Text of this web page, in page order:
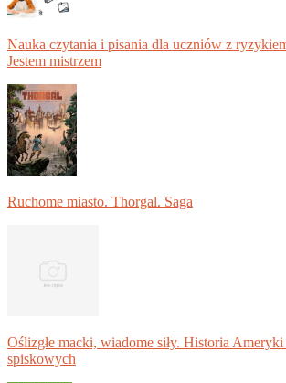
Nauka czytania i pisania dla uczniów z
Jestem mistrzem
Ruchome miasto. Thorgal. Saga
Oślizgłe macki, wiadome siły. Historia
spiskowych